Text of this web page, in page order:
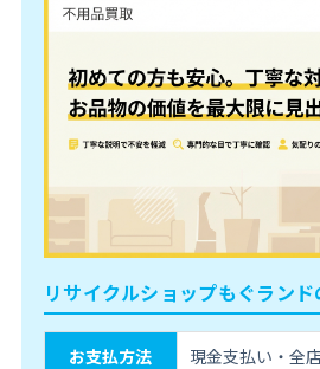
リサイクルショップもぐラン
お支払方法 現金支払い・全